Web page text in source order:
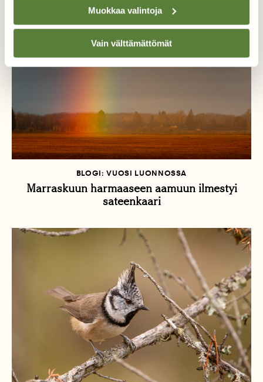
Muokkaa valintoja
Vain välttämättömät
BLOGI: VUOSI LUONNOSSA
Marraskuun harmaaseen aamuun ilmestyi
sateenkaari